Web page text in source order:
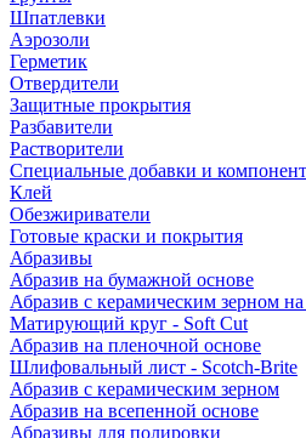
Шпатлевки
Аэрозоли
Герметик
Отвердители
Защитные прокрытия
Разбавители
Растворители
Специальные добавки и
Клей
Обезжириватели
Готовые краски и покрытия
Абразивы
Абразив на бумажной основе
Абразив с керамическим зерном
Матирующий круг - Soft Cut
Абразив на пленочной основе
Шлифовальный лист - Scotch-Brite
Абразив с керамическим зерном
Абразив на всепенной основе
Абразивы для полировки